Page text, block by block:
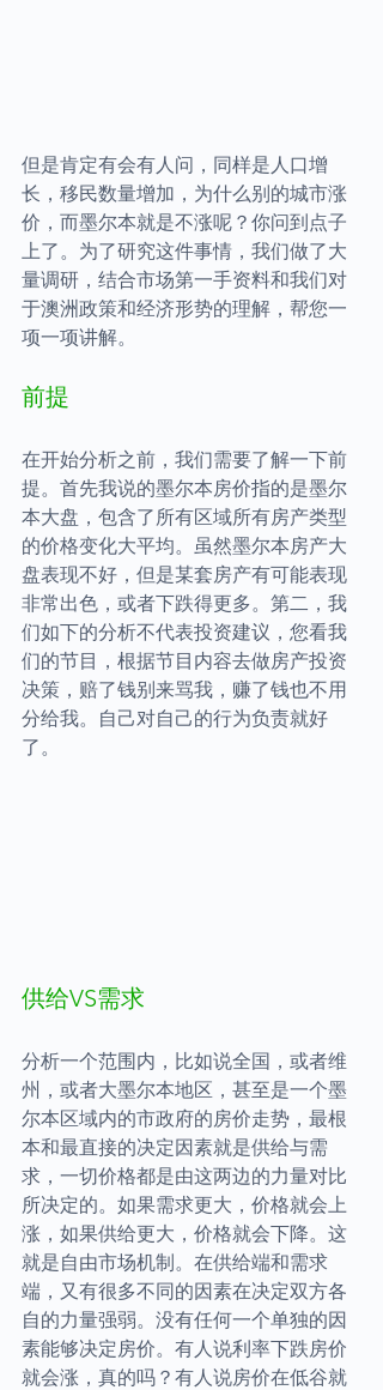
但是肯定有会有人问，同样是人口增
长，移民数量增加，为什么别的城市涨
价，而墨尔本就是不涨呢？你问到点子
上了。为了研究这件事情，我们做了大
量调研，结合市场第一手资料和我们对
于澳洲政策和经济形势的理解，帮您一
项一项讲解。
前提
在开始分析之前，我们需要了解一下前
提。首先我说的墨尔本房价指的是墨尔
本大盘，包含了所有区域所有房产类型
的价格变化大平均。虽然墨尔本房产大
盘表现不好，但是某套房产有可能表现
非常出色，或者下跌得更多。第二，我
们如下的分析不代表投资建议，您看我
们的节目，根据节目内容去做房产投资
决策，赔了钱别来骂我，赚了钱也不用
分给我。自己对自己的行为负责就好
了。
供给VS需求
分析一个范围内，比如说全国，或者维
州，或者大墨尔本地区，甚至是一个墨
尔本区域内的市政府的房价走势，最根
本和最直接的决定因素就是供给与需
求，一切价格都是由这两边的力量对比
所决定的。如果需求更大，价格就会上
涨，如果供给更大，价格就会下降。这
就是自由市场机制。在供给端和需求
端，又有很多不同的因素在决定双方各
自的力量强弱。没有任何一个单独的因
素能够决定房价。有人说利率下跌房价
就会涨，真的吗？有人说房价在低谷就